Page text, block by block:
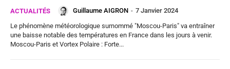
ACTUALITÉS Guillaume AIGRON - 7 Janvier 2024
Le phénomène météorologique surnommé "Moscou-Paris" va entraîner
une baisse notable des températures en France dans les jours à venir.
Moscou-Paris et Vortex Polaire : Forte...